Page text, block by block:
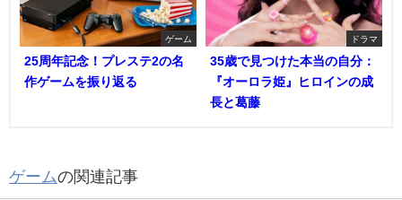
ゲーム
25周年記念！プレステ2の名
作ゲームを振り返る
ドラマ
35歳で見つけた本当の自分：
『オーロラ姫』ヒロインの成
長と葛藤
ゲームの関連記事